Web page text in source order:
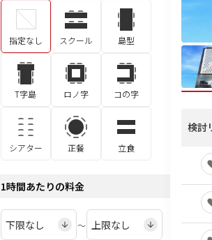
指定なし スクール 島型
T字島 ロノ字 コの字
シアター 正餐 立食
1時間あたりの料金
〜
検討